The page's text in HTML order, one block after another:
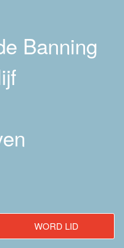
Banning
WORD LID